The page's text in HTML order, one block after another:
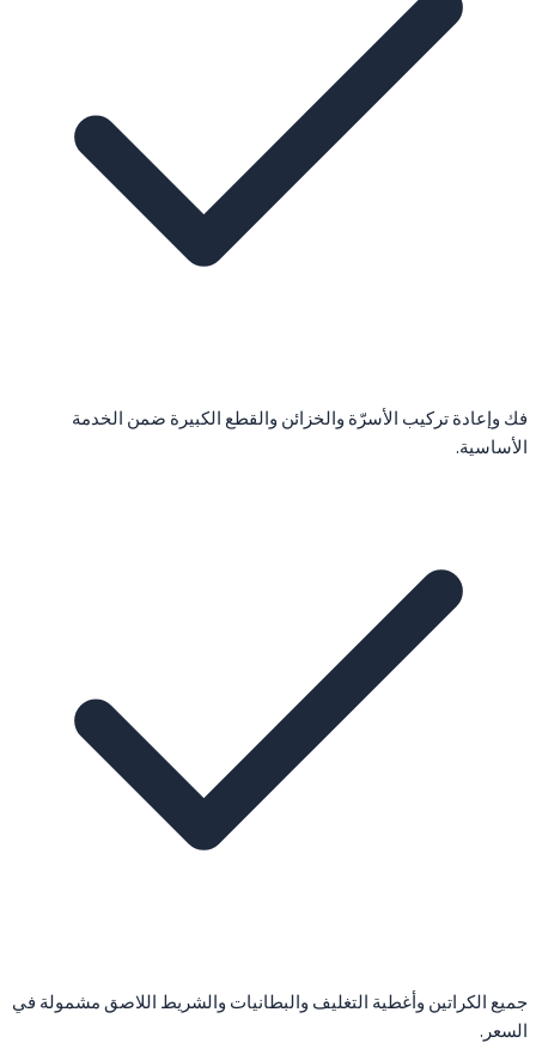
فك وإعادة تركيب الأسرّة والخزائن والقطع الكبيرة ضمن الخدمة
الأساسية.
جميع الكراتين وأغطية التغليف والبطانيات والشريط اللاصق مشمولة في
السعر.